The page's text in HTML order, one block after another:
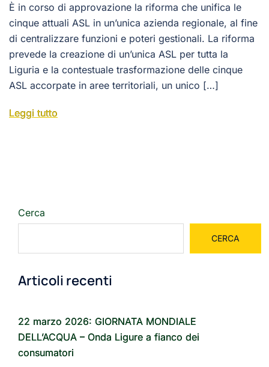
È in corso di approvazione la riforma che unifica le
cinque attuali ASL in un’unica azienda regionale, al fine
di centralizzare funzioni e poteri gestionali. La riforma
prevede la creazione di un’unica ASL per tutta la
Liguria e la contestuale trasformazione delle cinque
ASL accorpate in aree territoriali, un unico […]
Leggi tutto
Cerca
CERCA
Articoli recenti
22 marzo 2026: GIORNATA MONDIALE
DELL’ACQUA – Onda Ligure a fianco dei
consumatori